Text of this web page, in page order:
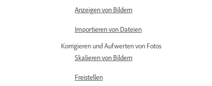
Anzeigen von Bildern
Importieren von Dateien
Korrigieren und Aufwerten von Fotos
Skalieren von Bildern
Freistellen